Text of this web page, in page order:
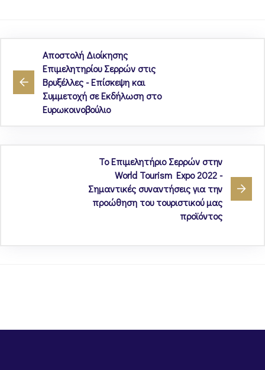
Αποστολή Διοίκησης
Επιμελητηρίου Σερρών στις
Βρυξέλλες - Επίσκεψη και
Συμμετοχή σε Εκδήλωση στο
Ευρωκοινοβούλιο
Το Επιμελητήριο Σερρών στην
World Tourism Expo 2022 -
Σημαντικές συναντήσεις για την
προώθηση του τουριστικού μας
προϊόντος